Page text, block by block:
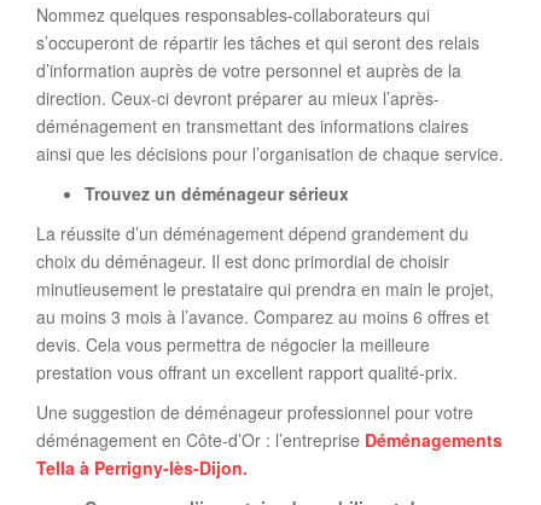
Nommez quelques responsables-collaborateurs qui
s’occuperont de répartir les tâches et qui seront des relais
d’information auprès de votre personnel et auprès de la
direction. Ceux-ci devront préparer au mieux l’après-
déménagement en transmettant des informations claires
ainsi que les décisions pour l’organisation de chaque service.
Trouvez un déménageur sérieux
La réussite d’un déménagement dépend grandement du
choix du déménageur. Il est donc primordial de choisir
minutieusement le prestataire qui prendra en main le projet,
au moins 3 mois à l’avance. Comparez au moins 6 offres et
devis. Cela vous permettra de négocier la meilleure
prestation vous offrant un excellent rapport qualité-prix.
Une suggestion de déménageur professionnel pour votre
déménagement en Côte-d’Or : l’entreprise Déménagements
Tella à Perrigny-lès-Dijon.